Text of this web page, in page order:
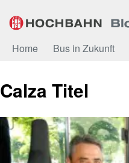
Inhalt
Home Bus in Zukunft
Calza Titel